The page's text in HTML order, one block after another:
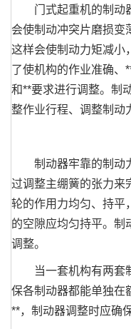
门式起重机的制动器
会使制动冲突片磨损变
这样会使制动力矩减小
了使机构的作业准确、
和**要求进行调整。制
整作业行程、调整制动
制动器牢靠的制动力
过调整主绷簧的张力来
轮的作用力均匀、持平
的空隙应均匀持平。制
调整。
当一套机构有两套制
保各制动器都能单独在
**，制动器调整时应确